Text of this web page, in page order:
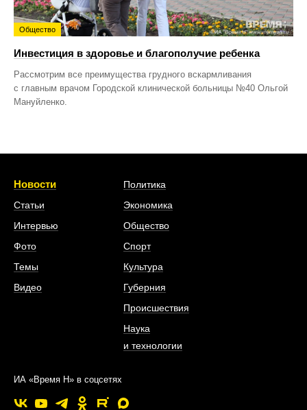
Общество
Инвестиция в здоровье и благополучие ребенка
Рассмотрим все преимущества грудного вскармливания
с главным врачом Городской клинической больницы №40 Ольгой
Мануйленко.
Новости
Статьи
Интервью
Фото
Темы
Видео
Политика
Экономика
Общество
Спорт
Культура
Губерния
Происшествия
Наука
и технологии
ИА «Время Н» в соцсетях